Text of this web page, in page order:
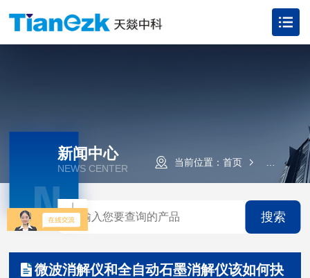
当前位置： 首页 新闻资讯
N
新闻中心
NEWS CENTER
搜索
微波消解仪和全自动石墨消解仪该如何抉